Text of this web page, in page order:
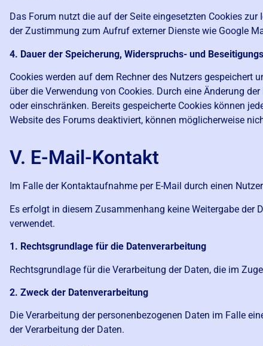
Das Forum nutzt die auf der Seite eingesetzten Cookies
der Zustimmung zum Aufruf externer Dienste wie Google
4. Dauer der Speicherung, Widerspruchs- und
Cookies werden auf dem Rechner des Nutzers gespeichert
über die Verwendung von Cookies. Durch eine Änderung
oder einschränken. Bereits gespeicherte Cookies können
Website des Forums deaktiviert, können möglicherweise
V. E-Mail-Kontakt
Im Falle der Kontaktaufnahme per E-Mail durch einen
Es erfolgt in diesem Zusammenhang keine Weitergabe der
verwendet.
1. Rechtsgrundlage für die Datenverarbeitung
Rechtsgrundlage für die Verarbeitung der Daten, die im
2. Zweck der Datenverarbeitung
Die Verarbeitung der personenbezogenen Daten im Falle
der Verarbeitung der Daten.